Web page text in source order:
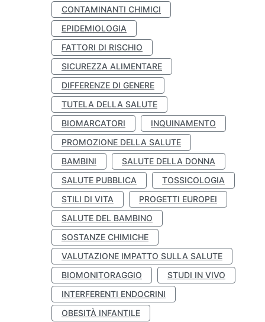
CONTAMINANTI CHIMICI
EPIDEMIOLOGIA
FATTORI DI RISCHIO
SICUREZZA ALIMENTARE
DIFFERENZE DI GENERE
TUTELA DELLA SALUTE
BIOMARCATORI
INQUINAMENTO
PROMOZIONE DELLA SALUTE
BAMBINI
SALUTE DELLA DONNA
SALUTE PUBBLICA
TOSSICOLOGIA
STILI DI VITA
PROGETTI EUROPEI
SALUTE DEL BAMBINO
SOSTANZE CHIMICHE
VALUTAZIONE IMPATTO SULLA SALUTE
BIOMONITORAGGIO
STUDI IN VIVO
INTERFERENTI ENDOCRINI
OBESITÀ INFANTILE